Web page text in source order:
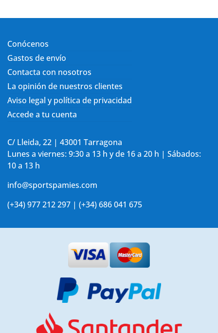
Conócenos
Gastos de envío
Contacta con nosotros
La opinión de nuestros clientes
Aviso legal y política de privacidad
Accede a tu cuenta
C/ Lleida, 22 | 43001 Tarragona
Lunes a viernes: 9:30 a 13 h y de 16 a 20 h | Sábados:
10 a 13 h
info@sportspamies.com
(+34) 977 212 297 | (+34) 686 041 675